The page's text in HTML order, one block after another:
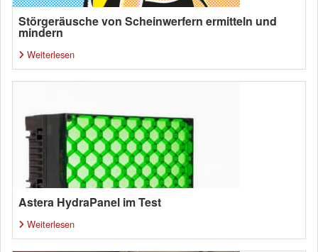
Störgeräusche von Scheinwerfern ermitteln und
mindern
Weiterlesen
Astera HydraPanel im Test
Weiterlesen